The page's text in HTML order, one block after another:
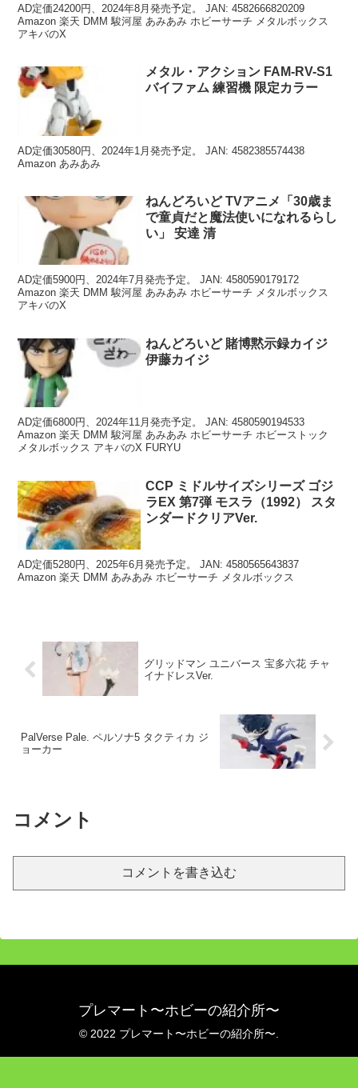
AD定価24200円、2024年8月発売予定。 JAN: 4582666820209
Amazon 楽天 DMM 駿河屋 あみあみ ホビーサーチ メタルボックス
アキバのX
メタル・アクション FAM-RV-S1
バイファム 練習機 限定カラー
AD定価30580円、2024年1月発売予定。 JAN: 4582385574438
Amazon あみあみ
ねんどろいど TVアニメ「30歳ま
で童貞だと魔法使いになれるらし
い」 安達 清
AD定価5900円、2024年7月発売予定。 JAN: 4580590179172
Amazon 楽天 DMM 駿河屋 あみあみ ホビーサーチ メタルボックス
アキバのX
ねんどろいど 賭博黙示録カイジ
伊藤カイジ
AD定価6800円、2024年11月発売予定。 JAN: 4580590194533
Amazon 楽天 DMM 駿河屋 あみあみ ホビーサーチ ホビーストック
メタルボックス アキバのX FURYU
CCP ミドルサイズシリーズ ゴジ
ラEX 第7弾 モスラ（1992） スタ
ンダードクリアVer.
AD定価5280円、2025年6月発売予定。 JAN: 4580565643837
Amazon 楽天 DMM あみあみ ホビーサーチ メタルボックス
グリッドマン ユニバース 宝多六花 チャ
イナドレスVer.
PalVerse Pale. ペルソナ5 タクティカ ジ
ョーカー
コメント
コメントを書き込む
プレマート〜ホビーの紹介所〜
© 2022 プレマート〜ホビーの紹介所〜.